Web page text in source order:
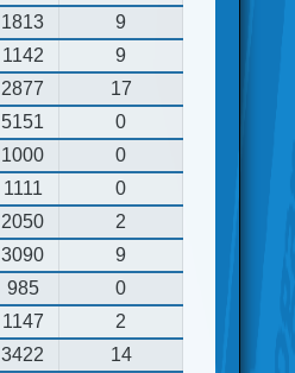
1813
9
1142
9
2877
17
5151
0
1000
0
1111
0
2050
2
3090
9
985
0
1147
2
3422
14